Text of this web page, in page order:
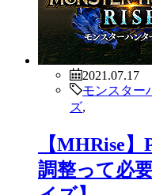
2021.07.17
モンスター
ズ
【MHRise
調整って必